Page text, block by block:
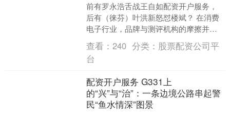
前有罗永浩舌战王自如配资开户服务，
后有（徕芬）叶洪新怒怼楼斌？ 在消费
电子行业，品牌与测评机构的摩擦并不
罕见，但很少有 CEO 亲自下场，点名怒
怼前员工。8 月....
查看：240 分类： 股票配资公司平
台
配资开户服务 G331上
的“兴”与“治”：一条边境公路串起警
民“鱼水情深”图景